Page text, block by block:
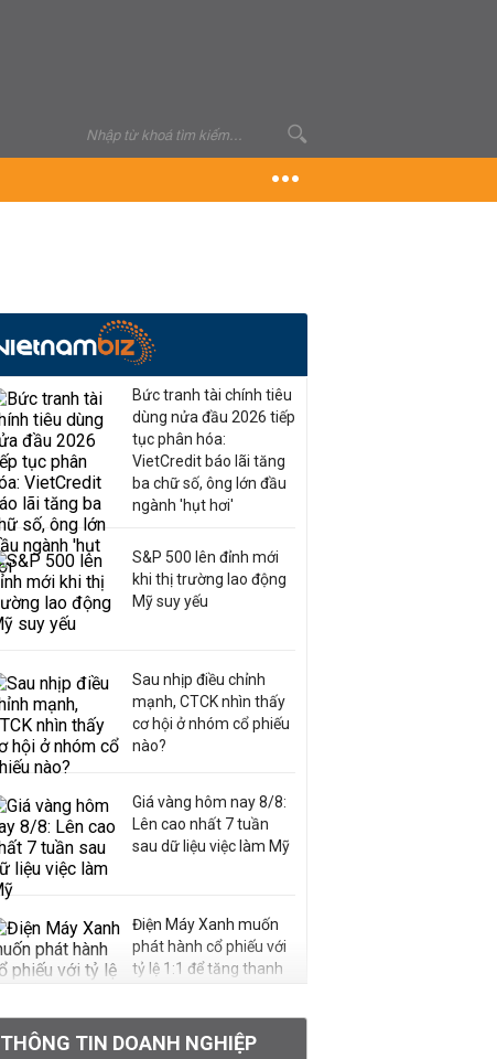
Bức tranh tài chính tiêu
dùng nửa đầu 2026 tiếp
tục phân hóa:
VietCredit báo lãi tăng
ba chữ số, ông lớn đầu
ngành 'hụt hơi'
S&P 500 lên đỉnh mới
khi thị trường lao động
Mỹ suy yếu
Sau nhịp điều chỉnh
mạnh, CTCK nhìn thấy
cơ hội ở nhóm cổ phiếu
nào?
Giá vàng hôm nay 8/8:
Lên cao nhất 7 tuần
sau dữ liệu việc làm Mỹ
Điện Máy Xanh muốn
phát hành cổ phiếu với
tỷ lệ 1:1 để tăng thanh
Quy hoạch 4 khu lấn
THÔNG TIN DOANH NGHIỆP